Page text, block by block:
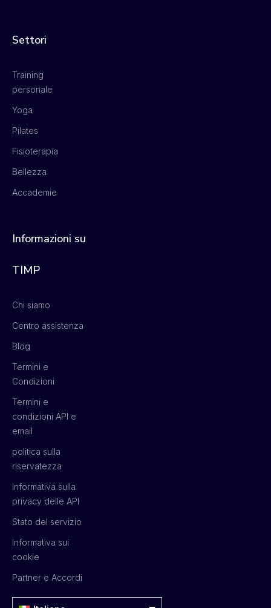
Settori
Training
personale
Yoga
Pilates
Fisioterapia
Bellezza
Accademie
Informazioni su
TIMP
Chi siamo
Centro assistenza
Blog
Termini e
Condizioni
Termini e
condizioni API e
email
politica sulla
riservatezza
Informativa sulla
privacy delle API
Stato del servizio
Informativa sui
cookie
Partner e Accordi